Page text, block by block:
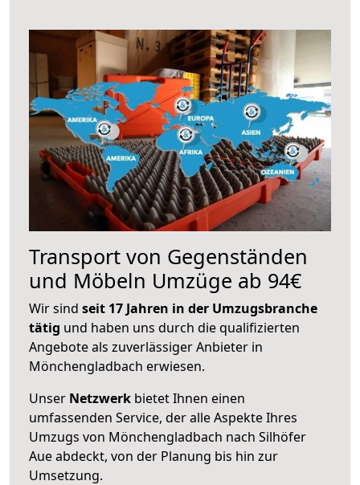
Transport von Gegenständen
und Möbeln Umzüge ab 94€
Wir sind seit 17 Jahren in der Umzugsbranche
tätig und haben uns durch die qualifizierten
Angebote als zuverlässiger Anbieter in
Mönchengladbach erwiesen.
Unser Netzwerk bietet Ihnen einen
umfassenden Service, der alle Aspekte Ihres
Umzugs von Mönchengladbach nach Silhöfer
Aue abdeckt, von der Planung bis hin zur
Umsetzung.